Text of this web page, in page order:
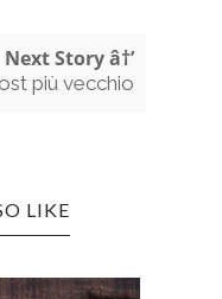
Next Story â†’
più vecchio
LIKE